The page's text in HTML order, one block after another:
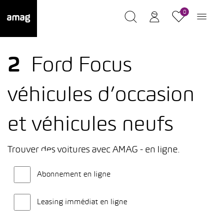
0
2
Ford Focus
véhicules d’occasion
et véhicules neufs
Trouver des voitures avec AMAG - en ligne.
Abonnement en ligne
Leasing immédiat en ligne